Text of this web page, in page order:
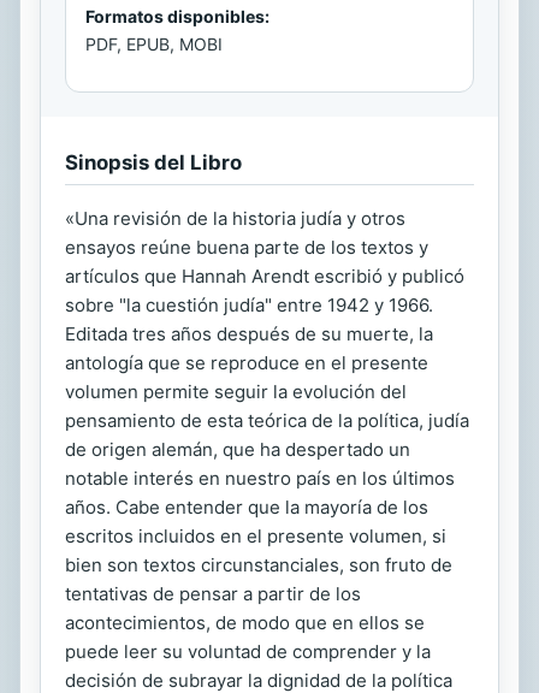
Formatos disponibles:
PDF, EPUB, MOBI
Sinopsis del Libro
«Una revisión de la historia judía y otros
ensayos reúne buena parte de los textos y
artículos que Hannah Arendt escribió y publicó
sobre "la cuestión judía" entre 1942 y 1966.
Editada tres años después de su muerte, la
antología que se reproduce en el presente
volumen permite seguir la evolución del
pensamiento de esta teórica de la política, judía
de origen alemán, que ha despertado un
notable interés en nuestro país en los últimos
años. Cabe entender que la mayoría de los
escritos incluidos en el presente volumen, si
bien son textos circunstanciales, son fruto de
tentativas de pensar a partir de los
acontecimientos, de modo que en ellos se
puede leer su voluntad de comprender y la
decisión de subrayar la dignidad de la política